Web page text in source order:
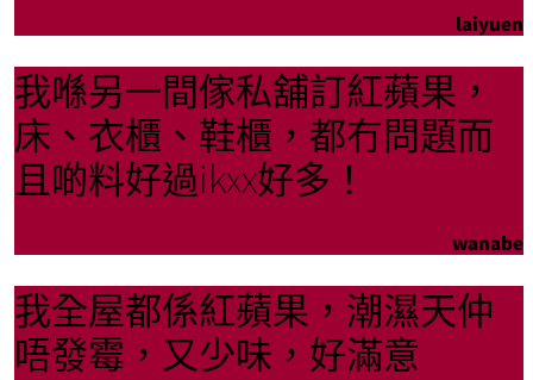
laiyuen
我喺另一間傢私舖訂紅蘋果，
床、衣櫃、鞋櫃，都冇問題而
且啲料好過ikxx好多！
wanabe
我全屋都係紅蘋果，潮濕天仲
唔發霉，又少味，好滿意